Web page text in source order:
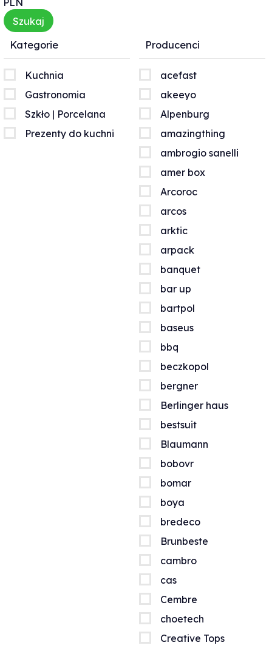
Kategorie
Kuchnia
Gastronomia
Szkło | Porcelana
Prezenty do kuchni
Producenci
acefast
akeeyo
Alpenburg
amazingthing
ambrogio sanelli
amer box
Arcoroc
arcos
arktic
arpack
banquet
bar up
bartpol
baseus
bbq
beczkopol
bergner
Berlinger haus
bestsuit
Blaumann
bobovr
bomar
boya
bredeco
Brunbeste
cambro
cas
Cembre
choetech
Creative Tops